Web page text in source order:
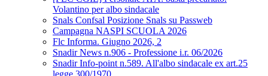
Volantino per albo sindacale
Snals Confsal Posizione Snals su Passweb
Campagna NASPI SCUOLA 2026
Flc Informa. Giugno 2026, 2
Snadir News n.906 - Professione i.r. 06/2026
Snadir Info-point n.589. All'albo sindacale ex art.25